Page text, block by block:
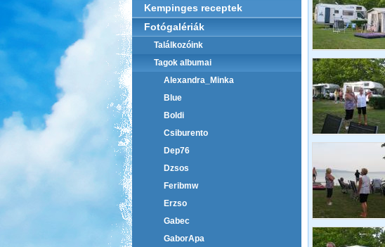
Kempinges receptek
Fotógalériák
Találkozóink
Tagok albumai
Alexandra_Minka
Blue
Boldi
Csiburento
Dep76
Dzsos
Feribmw
Erzso
Gabec
GaborApa